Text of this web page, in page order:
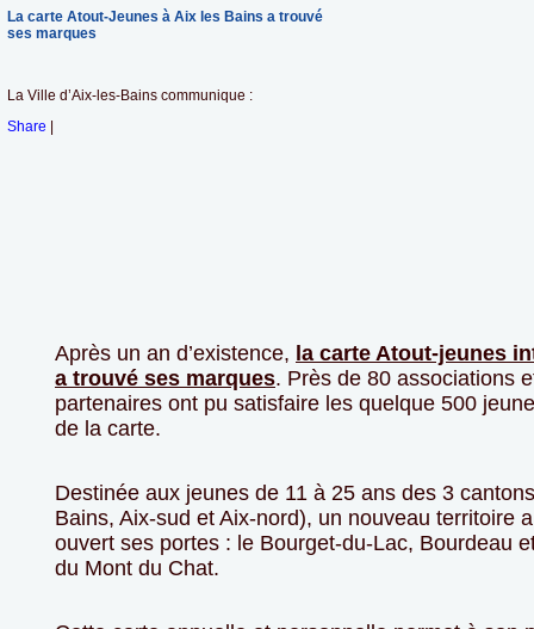
La carte Atout-Jeunes à Aix les Bains a trouvé
ses marques
La Ville d’Aix-les-Bains communique :
Share
Après un an d’existence, la carte Atout-jeunes
a trouvé ses marques. Près de 80 associations
partenaires ont pu satisfaire les quelque 500
de la carte.
Destinée aux jeunes de 11 à 25 ans des 3
Bains, Aix-sud et Aix-nord), un nouveau territoire
ouvert ses portes : le Bourget-du-Lac, Bourdeau
du Mont du Chat.